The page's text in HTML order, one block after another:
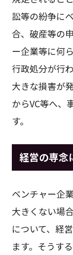
訟等の紛争に
合、破産等の
ー企業等に何
行政処分が行
大きな損害が
からVC等へ、
す。
経営の専念
ベンチャー企
大きくない場
について、経
ます。そうす